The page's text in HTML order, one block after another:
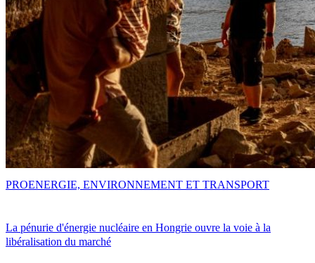
La pénurie d'énergie nucléaire en Hongrie ouvre la voie à la
libéralisation du marché
PROENERGIE, ENVIRONNEMENT ET TRANSPORT